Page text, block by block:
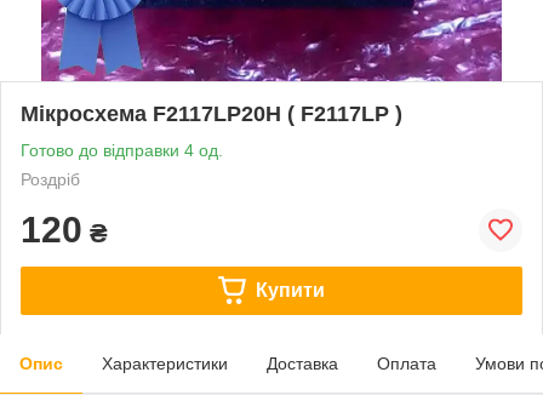
Мікросхема F2117LP20H ( F2117LP )
Готово до відправки 4 од.
Роздріб
120 ₴
Купити
Опис Характеристики Доставка Оплата Умови